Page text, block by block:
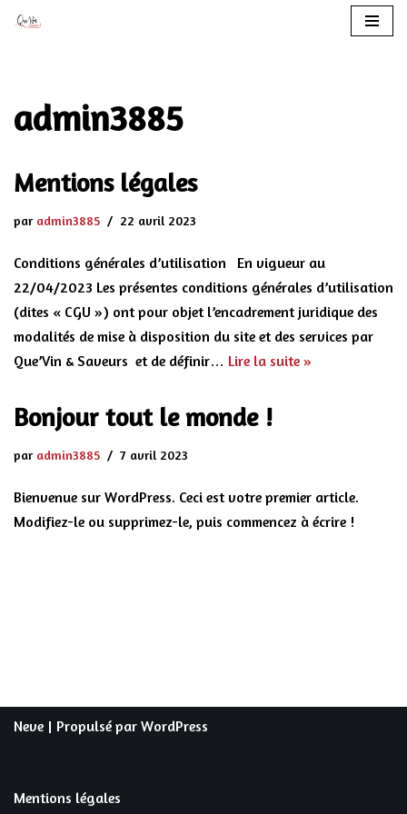
contenu
admin3885
Mentions légales
par admin3885 22 avril 2023
Conditions générales d’utilisation En vigueur au
22/04/2023 Les présentes conditions générales d’utilisation
(dites « CGU ») ont pour objet l’encadrement juridique des
modalités de mise à disposition du site et des services par
Que’Vin & Saveurs et de définir… Lire la suite »
Bonjour tout le monde !
par admin3885 7 avril 2023
Bienvenue sur WordPress. Ceci est votre premier article.
Modifiez-le ou supprimez-le, puis commencez à écrire !
Neve | Propulsé par WordPress
Mentions légales